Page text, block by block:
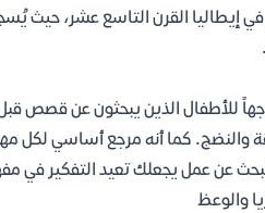
في إيطاليا القرن التاسع عشر، حيث
للأطفال الذين يبحثون عن قصص قبل
والنضج. كما أنه مرجع أساسي لكل
عن عمل يجعلك تعيد التفكير في
والوعظ